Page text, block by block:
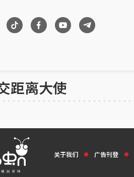
距离大使
关于我们 广告刊登